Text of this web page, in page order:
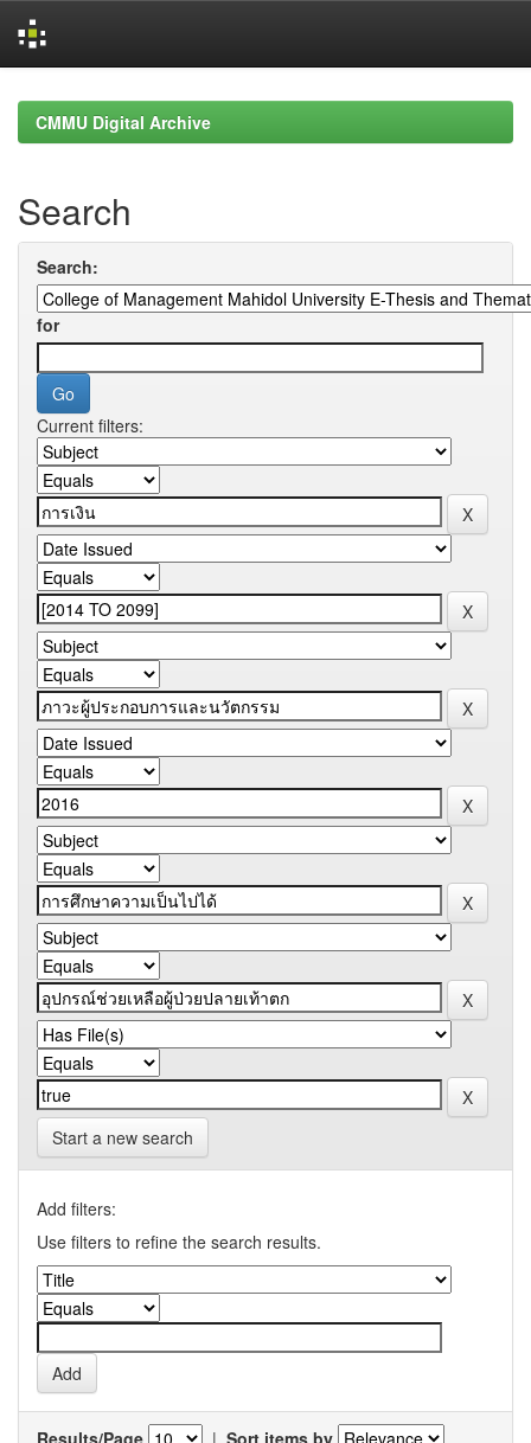
navigationCMMU Digital Archive
Search
Search:
for
Current filters:
Start a new search
Add filters:
Use filters to refine the search results.
Results/Page | Sort items by